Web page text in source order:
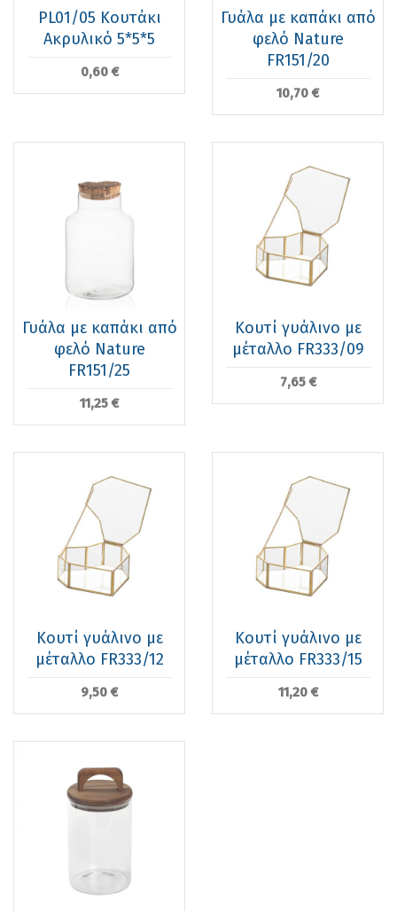
PL01/05 Κουτάκι
Ακρυλικό 5*5*5
0,60 €
Γυάλα με καπάκι από
φελό Nature
FR151/20
10,70 €
Γυάλα με καπάκι από
φελό Nature
FR151/25
11,25 €
Κουτί γυάλινο με
μέταλλο FR333/09
7,65 €
Κουτί γυάλινο με
μέταλλο FR333/12
9,50 €
Κουτί γυάλινο με
μέταλλο FR333/15
11,20 €